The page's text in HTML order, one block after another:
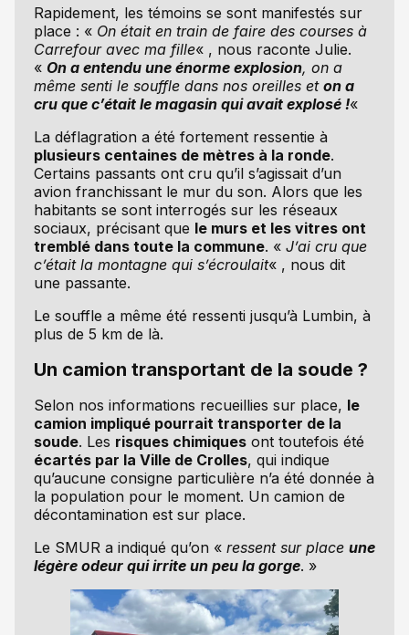
Rapidement, les témoins se sont manifestés sur
place : « On était en train de faire des courses à
Carrefour avec ma fille« , nous raconte Julie.
« On a entendu une énorme explosion, on a
même senti le souffle dans nos oreilles et on a
cru que c’était le magasin qui avait explosé !«
La déflagration a été fortement ressentie à
plusieurs centaines de mètres à la ronde.
Certains passants ont cru qu’il s’agissait d’un
avion franchissant le mur du son. Alors que les
habitants se sont interrogés sur les réseaux
sociaux, précisant que le murs et les vitres ont
tremblé dans toute la commune. « J’ai cru que
c’était la montagne qui s’écroulait« , nous dit
une passante.
Le souffle a même été ressenti jusqu’à Lumbin, à
plus de 5 km de là.
Un camion transportant de la soude ?
Selon nos informations recueillies sur place, le
camion impliqué pourrait transporter de la
soude. Les risques chimiquesont toutefois été
écartés par la Ville de Crolles, qui indique
qu’aucune consigne particulière n’a été donnée à
la population pour le moment. Un camion de
décontamination est sur place.
Le SMUR a indiqué qu’on « ressent sur place une
légère odeur qui irrite un peu la gorge. »